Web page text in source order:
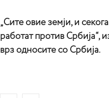
„Сите овие земји, и
работат против Србија“,
врз односите со Србија.